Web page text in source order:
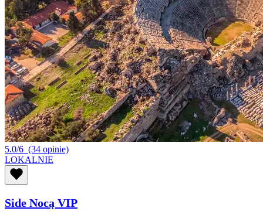
5.0/6 (34 opinie)
LOKALNIE
Side Nocą VIP